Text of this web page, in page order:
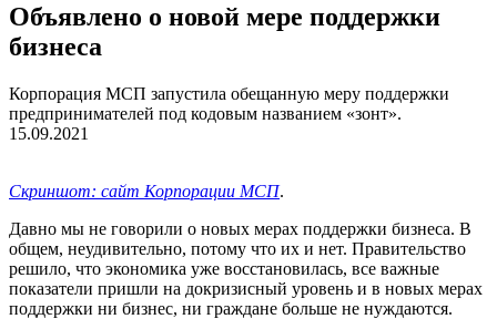
Объявлено о новой мере поддержки
бизнеса
Корпорация МСП запустила обещанную меру поддержки
предпринимателей под кодовым названием «зонт».
15.09.2021
Скриншот: сайт Корпорации МСП.
Давно мы не говорили о новых мерах поддержки бизнеса. В
общем, неудивительно, потому что их и нет. Правительство
решило, что экономика уже восстановилась, все важные
показатели пришли на докризисный уровень и в новых мерах
поддержки ни бизнес, ни граждане больше не нуждаются.